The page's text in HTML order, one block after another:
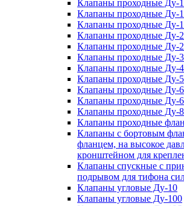
Клапаны проходные Ду-
Клапаны проходные Ду-
Клапаны проходные Ду-
Клапаны проходные Ду-
Клапаны проходные Ду-
Клапаны проходные Ду-
Клапаны проходные Ду-
Клапаны проходные Ду-
Клапаны проходные Ду-6
Клапаны проходные Ду-
Клапаны проходные Ду-
Клапаны проходные
Клапаны с бортовым
фланцем, на высокое
кронштейном для
Клапаны спускные с
подрывом для тифона
Клапаны угловые Ду-10
Клапаны угловые Ду-100